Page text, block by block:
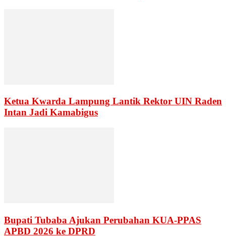
Ketua Kwarda Lampung Lantik Rektor UIN Raden
Intan Jadi Kamabigus
Bupati Tubaba Ajukan Perubahan KUA-PPAS
APBD 2026 ke DPRD